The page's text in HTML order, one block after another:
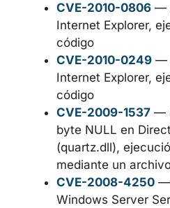
Además de las dos
Defender, CISA añadió
catálogo KEV cuatro
históricas de Microsoft
2010 y una vulnerabilidad
CVE-2010-0806 —
Internet Explorer,
código
CVE-2010-0249—
Internet Explorer,
código